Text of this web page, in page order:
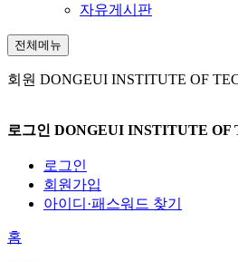
자유게시판
전체메뉴
회원 DONGEUI INSTITUTE OF
로그인 DONGEUI INSTITUTE OF
로그인
회원가입
아이디·패스워드 찾기
홈